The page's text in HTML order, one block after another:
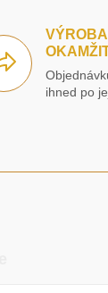
ihned po